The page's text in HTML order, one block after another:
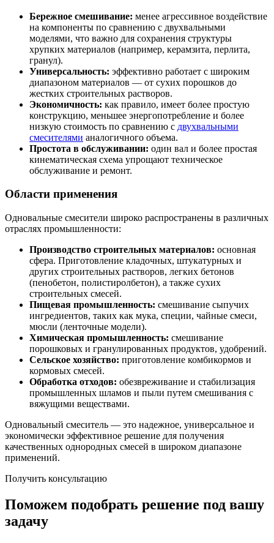
Бережное смешивание: менее агрессивное воздействие
на компоненты по сравнению с двухвальными
моделями, что важно для сохранения структуры
хрупких материалов (например, керамзита, перлита,
гранул).
Универсальность: эффективно работает с широким
диапазоном материалов — от сухих порошков до
жестких строительных растворов.
Экономичность: как правило, имеет более простую
конструкцию, меньшее энергопотребление и более
низкую стоимость по сравнению с двухвальными
смесителями аналогичного объема.
Простота в обслуживании: один вал и более простая
кинематическая схема упрощают техническое
обслуживание и ремонт.
Области применения
Одновальные смесители широко распространены в различных
отраслях промышленности:
Производство строительных материалов: основная
сфера. Приготовление кладочных, штукатурных и
других строительных растворов, легких бетонов
(пенобетон, полистиролбетон), а также сухих
строительных смесей.
Пищевая промышленность: смешивание сыпучих
ингредиентов, таких как мука, специи, чайные смеси,
мюсли (ленточные модели).
Химическая промышленность: смешивание
порошковых и гранулированных продуктов, удобрений.
Сельское хозяйство: приготовление комбикормов и
кормовых смесей.
Обработка отходов: обезвреживание и стабилизация
промышленных шламов и пыли путем смешивания с
вяжущими веществами.
Одновальный смеситель — это надежное, универсальное и
экономически эффективное решение для получения
качественных однородных смесей в широком диапазоне
применений.
Получить консультацию
Поможем подобрать решение под вашу
задачу